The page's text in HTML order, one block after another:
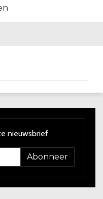
nieuwsbrief
Abonneer